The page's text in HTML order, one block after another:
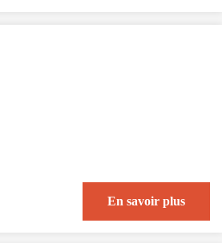
En savoir plus